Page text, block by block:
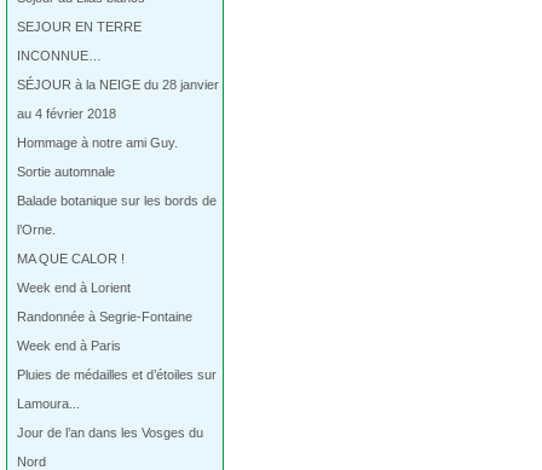
SEJOUR EN TERRE
INCONNUE…
SÉJOUR à la NEIGE du 28 janvier
au 4 février 2018
Hommage à notre ami Guy.
Sortie automnale
Balade botanique sur les bords de
l’Orne.
MA QUE CALOR !
Week end à Lorient
Randonnée à Segrie-Fontaine
Week end à Paris
Pluies de médailles et d’étoiles sur
Lamoura...
Jour de l’an dans les Vosges du
Nord